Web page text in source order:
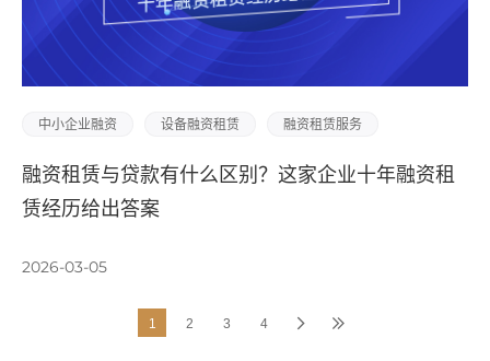
中小企业融资 设备融资租赁 融资租赁服务
融资租赁与贷款有什么区别？这家企业十年融资租
赁经历给出答案
2026-03-05
1 2 3 4